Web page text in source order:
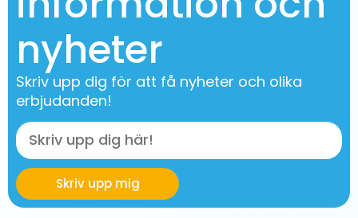
nyheter
Skriv upp dig för att få nyheter och olika
erbjudanden!
Skriv upp mig